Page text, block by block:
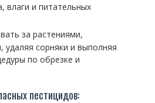
влаги и питательных
за растениями,
удаляя сорняки и выполняя
по обрезке и
пестицидов: